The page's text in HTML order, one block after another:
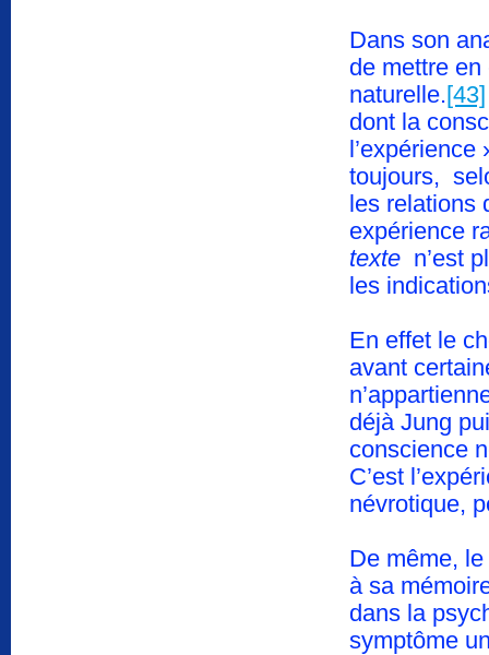
Dans son
de mettre
naturelle.[43]
dont la
toujours,
les relations
expérience
texte n’est
les
En effet le
avant
déjà Jung
conscience
C’est
névrotique,
De même,
à sa
dans la
symptôme